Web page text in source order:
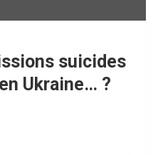
suicides
Ukraine… ?